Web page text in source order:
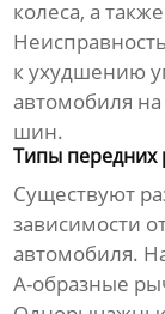
колеса, а
к ухудшению
автомобиля
шин.
Типы передних
Существуют
зависимости
автомобиля.
A-образные